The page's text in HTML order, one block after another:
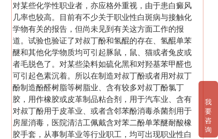
对某些化学性职业者，亦应格外重视，由于患白癜风
几率也较高。目前有不少关于职业性白斑病与接触化
学物有关的报告，但尚未见到有关这方面工作的报
道。试验也验证了对叔丁酚和氢醌的存在、氢醌单苯
醚和其他化学物质均可引起豚鼠，鼠、猫或者兔皮或
者毛脱色了。对某些染料如硫化黑和对羟基苯甲醛也
可引起色素沉着。所以在制造对叔丁酚或者用对叔丁
酚制造酚醛树脂等树脂业、含有较多对叔丁酚氯丁
胶，用作橡胶或皮革制品粘合剂，用于汽车业、含有
对叔丁酚用于皮革业、或者含邻苯酚消毒杀菌剂用于
房屋消毒，医院清洁工佩戴含对苯二酚单苯醚耐酸橡
胶手套，从事制革业等行业职工，均可出现职业性白
我
要
咨
询